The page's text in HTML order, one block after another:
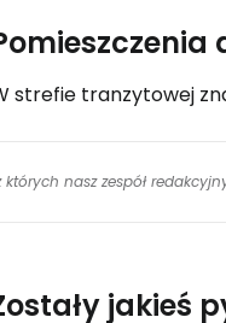
strefie tranzytowej
nasz zespół
jakieś